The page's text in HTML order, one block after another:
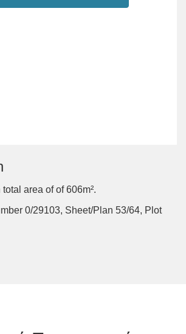
area of of 606m².
0/29103, Sheet/Plan 53/64, Plot